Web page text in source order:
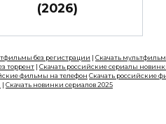
(2026)
без регистрации | Скачать
торрент | Скачать российские сериалы
фильмы на телефон Скачать российские
| Скачать новинки сериалов 2025